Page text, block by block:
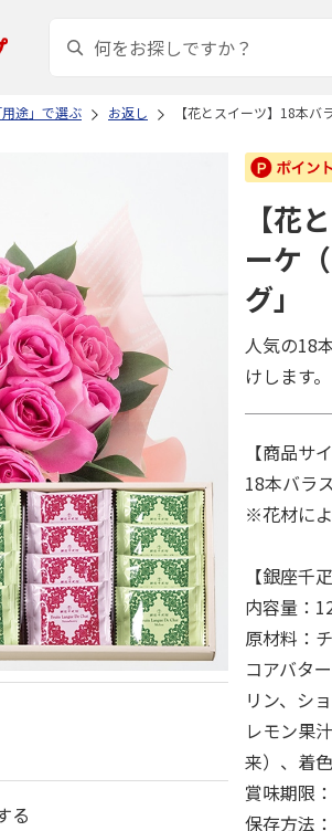
用途」で選ぶ お返し 【花とスイーツ】18本バ
る
【花
ーケ
グ」
人気の18
けします。
【商品サ
18本バラ
※花材によ
【銀座千
内容量：
原材料：
コアバタ
リン、シ
レモン果
来）、着
賞味期限
保存方法